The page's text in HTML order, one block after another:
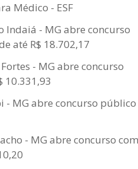
Médico - ESF
Indaiá - MG abre concurso
até R$ 18.702,17
- MG abre concurso
10.331,93
- MG abre concurso público
- MG abre concurso com